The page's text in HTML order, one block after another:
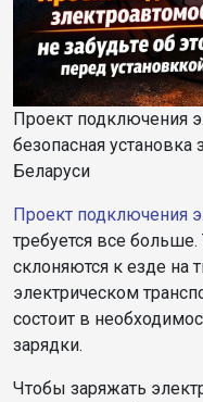
Проект подключения
безопасная
Беларуси
Проект подключения
требуется все
склоняются к езде
электрическом
состоит в
зарядки.
Чтобы заряжать